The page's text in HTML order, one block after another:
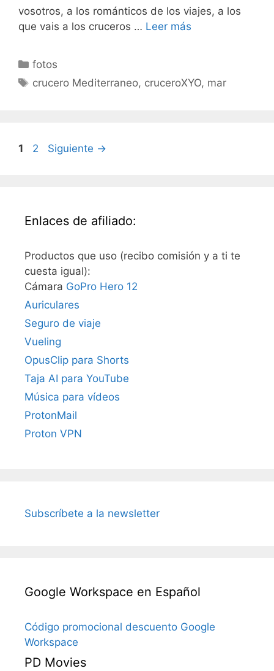
vosotros, a los románticos de los viajes, a los
que vais a los cruceros … Leer más
Categorías
fotos
Etiquetas
crucero Mediterraneo, cruceroXYO, mar
Página
1 Página
2 Siguiente →
Enlaces de afiliado:
Productos que uso (recibo comisión y a ti te
cuesta igual):
Cámara GoPro Hero 12
Auriculares
Seguro de viaje
Vueling
OpusClip para Shorts
Taja AI para YouTube
Música para vídeos
ProtonMail
Proton VPN
Subscríbete a la newsletter
Google Workspace en Español
Código promocional descuento Google
Workspace
PD Movies